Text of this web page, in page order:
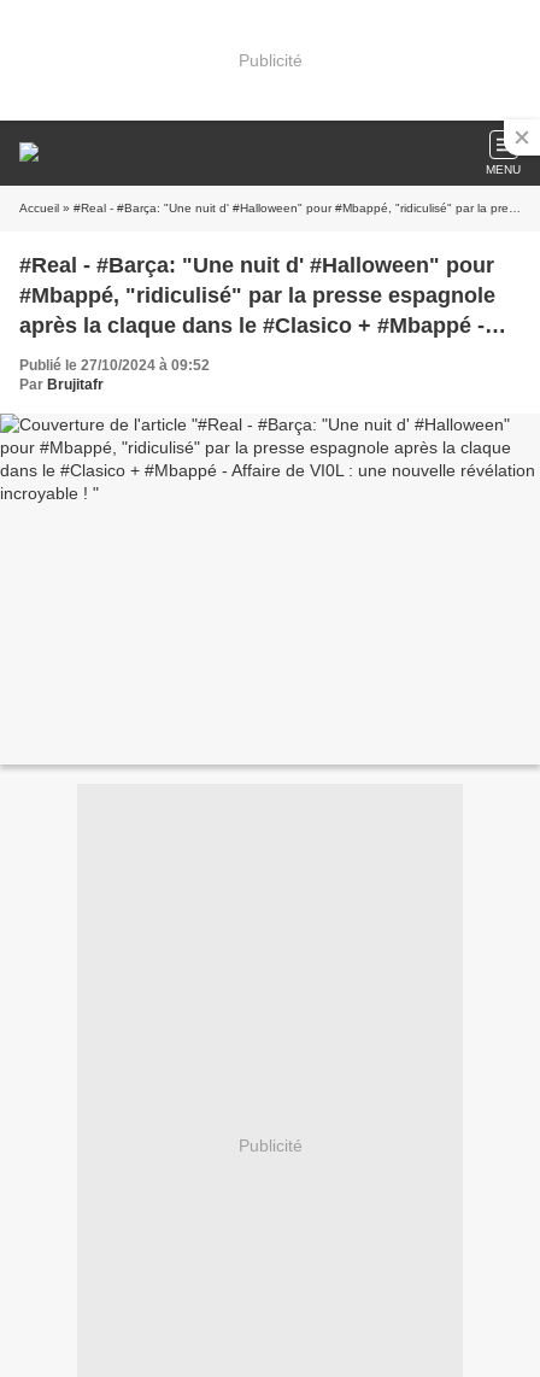
Publicité
MENU
Accueil » #Real - #Barça: "Une nuit d' #Halloween" pour #Mbappé, "ridiculisé" par la presse espagnole après la claque dans le #Clasico + #Mbappé - Affaire de VI0L : une nouvelle révélation incroyable !
#Real - #Barça: "Une nuit d' #Halloween" pour
#Mbappé, "ridiculisé" par la presse espagnole
après la claque dans le #Clasico + #Mbappé -
Affaire de VI0L : une nouvelle révélation
incroyable !
Publié le 27/10/2024 à 09:52
Par Brujitafr
Publicité